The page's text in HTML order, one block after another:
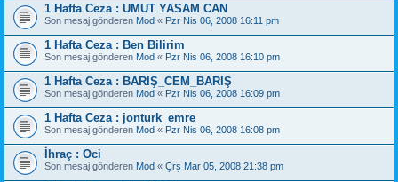
1 Hafta Ceza : UMUT YASAM CAN
Son mesaj gönderen Mod « Pzr Nis 06, 2008 16:11 pm
1 Hafta Ceza : Ben Bilirim
Son mesaj gönderen Mod « Pzr Nis 06, 2008 16:10 pm
1 Hafta Ceza : BARIŞ_CEM_BARIŞ
Son mesaj gönderen Mod « Pzr Nis 06, 2008 16:09 pm
1 Hafta Ceza : jonturk_emre
Son mesaj gönderen Mod « Pzr Nis 06, 2008 16:08 pm
İhraç : Oci
Son mesaj gönderen Mod « Çrş Mar 05, 2008 21:38 pm